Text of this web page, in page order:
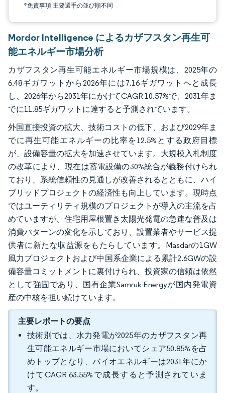
*免責事項:主要選手の並び順不同
Mordor Intelligence によるカザフスタン再生可
能エネルギー市場分析
カザフスタン再生可能エネルギー市場規模は、2025年の
6.48ギガワットから2026年には7.16ギガワットへと成長
し、2026年から2031年にかけてCAGR 10.57%で、2031年ま
でに11.85ギガワットに達すると予測されています。
外国直接投資の拡大、技術コストの低下、および2029年ま
でに再生可能エネルギーの比率を12.5%とする政府目標
が、設備容量の拡大を加速させています。大規模入札制度
の改革により、現在は蓄電設備の30%統合が義務付けられ
ており、系統信頼性の見通しが改善されるとともに、ハイ
ブリッドプロジェクトの経済性も向上しています。現時点
ではユーティリティ規模のプロジェクトが導入の主流を占
めていますが、住宅用屋根置き太陽光発電の急速な普及は
消費パターンの変化を示しており、設置業者やサービス提
供者に新たな収益源をもたらしています。Masdarの1GW
風力プロジェクトおよび中国系企業による累計2.6GWの設
備容量コミットメントに裏付けられ、投資家の信頼は依然
として強固であり、国有企業Samruk-Energyが国内発電資
産の中核を担い続けています。
主要レポートの要点
技術別では、水力発電が2025年のカザフスタン再
生可能エネルギー市場においてシェア50.85%を占
めトップとなり、バイオエネルギーは2031年にか
けてCAGR 63.55%で成長すると予測されていま
す。